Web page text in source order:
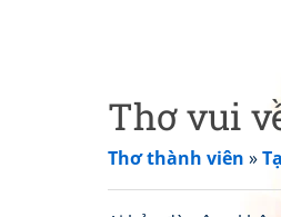
Thơ vui
Thơ thành viên »